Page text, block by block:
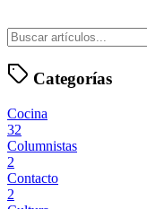
Categorías
Cocina
32
Columnistas
2
Contacto
2